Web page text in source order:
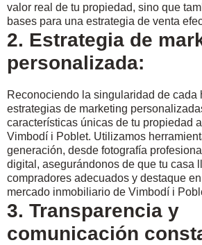
valor real de tu propiedad, sino que
bases para una estrategia de venta
2. Estrategia de
personalizada:
Reconociendo la singularidad de cada
estrategias de marketing
características únicas de tu propiedad
Vimbodí i Poblet. Utilizamos
generación, desde fotografía
digital, asegurándonos de que tu casa
compradores adecuados y destaque
mercado inmobiliario de Vimbodí i
3. Transparencia y
comunicación